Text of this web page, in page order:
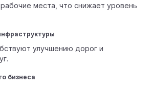
места, что снижает уровень
улучшению дорог и
бизнеса